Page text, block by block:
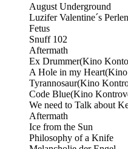
August Underground
Luzifer Valentine´s Perlen
Fetus
Snuff 102
Aftermath
Ex Drummer(Kino
A Hole in my
Tyrannosaur(Kino
Code Blue(Kino
We need to Talk about
Aftermath
Ice from the Sun
Philosophy of a Knife